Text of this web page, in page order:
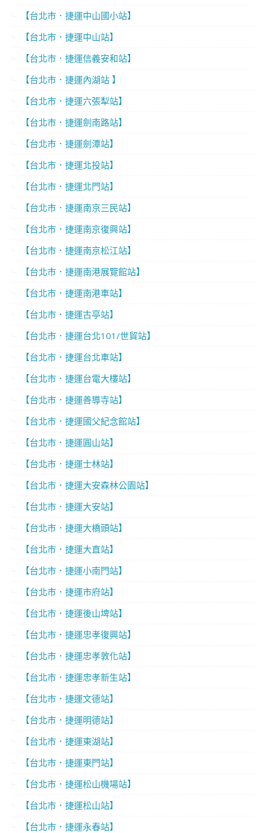
【台北市．捷運中山國小站】
【台北市．捷運中山站】
【台北市．捷運信義安和站】
【台北市．捷運內湖站 】
【台北市．捷運六張犁站】
【台北市．捷運劍南路站】
【台北市．捷運劍潭站】
【台北市．捷運北投站】
【台北市．捷運北門站】
【台北市．捷運南京三民站】
【台北市．捷運南京復興站】
【台北市．捷運南京松江站】
【台北市．捷運南港展覽館站】
【台北市．捷運南港車站】
【台北市．捷運古亭站】
【台北市．捷運台北101/世貿站】
【台北市．捷運台北車站】
【台北市．捷運台電大樓站】
【台北市．捷運善導寺站】
【台北市．捷運國父紀念館站】
【台北市．捷運圓山站】
【台北市．捷運士林站】
【台北市．捷運大安森林公園站】
【台北市．捷運大安站】
【台北市．捷運大橋頭站】
【台北市．捷運大直站】
【台北市．捷運小南門站】
【台北市．捷運市府站】
【台北市．捷運後山埤站】
【台北市．捷運忠孝復興站】
【台北市．捷運忠孝敦化站】
【台北市．捷運忠孝新生站】
【台北市．捷運文德站】
【台北市．捷運明德站】
【台北市．捷運東湖站】
【台北市．捷運東門站】
【台北市．捷運松山機場站】
【台北市．捷運松山站】
【台北市．捷運永春站】